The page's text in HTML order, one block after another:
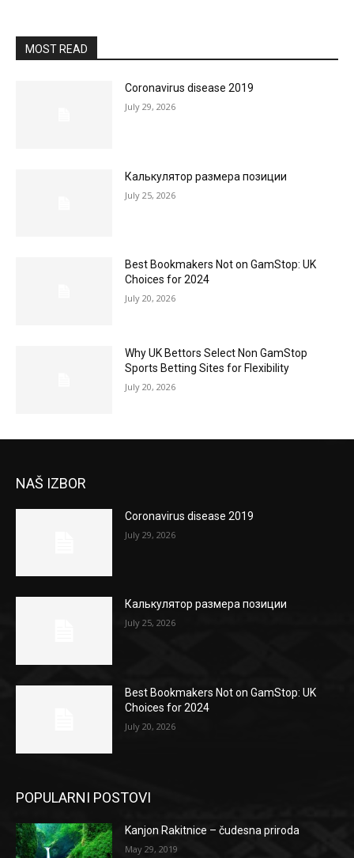
MOST READ
Coronavirus disease 2019
July 29, 2026
Калькулятор размера позиции
July 25, 2026
Best Bookmakers Not on GamStop: UK
Choices for 2024
July 20, 2026
Why UK Bettors Select Non GamStop
Sports Betting Sites for Flexibility
July 20, 2026
NAŠ IZBOR
Coronavirus disease 2019
July 29, 2026
Калькулятор размера позиции
July 25, 2026
Best Bookmakers Not on GamStop: UK
Choices for 2024
July 20, 2026
POPULARNI POSTOVI
Kanjon Rakitnice – čudesna priroda
May 29, 2019